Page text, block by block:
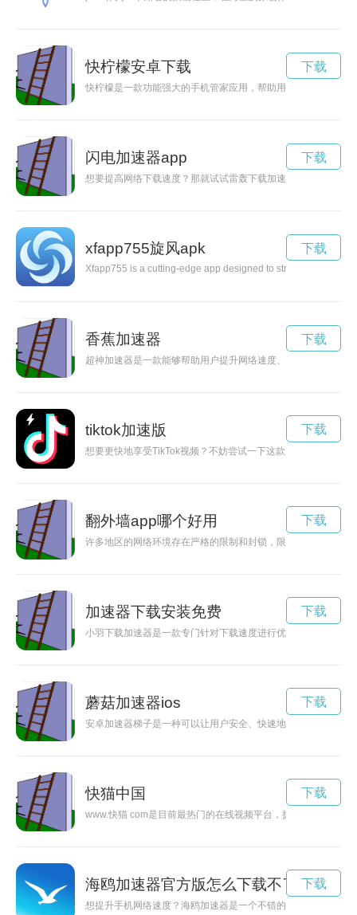
快柠檬安卓下载
快柠檬是一款功能强大的手机管家应用，帮助用户轻松管理手
下载
闪电加速器app
想要提高网络下载速度？那就试试雷轰下载加速器吧！它是一
下载
xfapp755旋风apk
Xfapp755 is a cutting-edge app designed to streamline your
下载
香蕉加速器
超神加速器是一款能够帮助用户提升网络速度、保护隐私和拥
下载
tiktok加速版
想要更快地享受TikTok视频？不妨尝试一下这款免费软件，让你
下载
翻外墙app哪个好用
许多地区的网络环境存在严格的限制和封锁，限制了人们获取
下载
加速器下载安装免费
小羽下载加速器是一款专门针对下载速度进行优化的工具软件
下载
蘑菇加速器ios
安卓加速器梯子是一种可以让用户安全、快速地翻墙访问全球
下载
快猫中国
www.快猫 com是目前最热门的在线视频平台，拥有海量的视
下载
海鸥加速器官方版怎么下载不了
想提升手机网络速度？海鸥加速器是一个不错的选择。本文将
下载